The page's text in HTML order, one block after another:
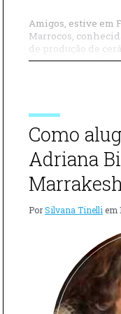
Amigos, estive em
Marrocos,
de produção de
por essa arte não
fábrica tradicional.
Como
Adriana
PorSilvana Tinelli em